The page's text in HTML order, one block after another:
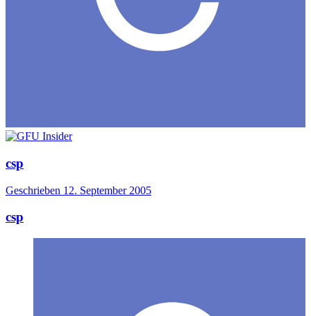
csp
Geschrieben 12. September 2005
csp